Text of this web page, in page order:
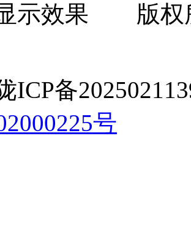
示效果 版权
ICP备
号